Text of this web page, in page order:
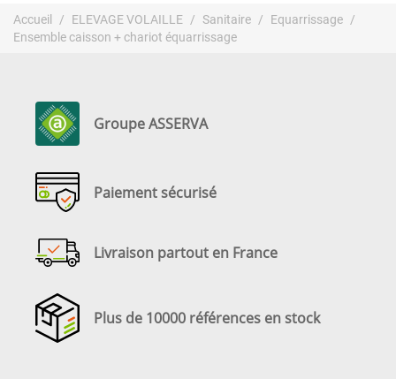
Accueil ELEVAGE VOLAILLE Sanitaire
Equarrissage
Ensemble caisson + chariot équarrissage
Groupe ASSERVA
Paiement sécurisé
Livraison partout en France
Plus de 10000 références en stock